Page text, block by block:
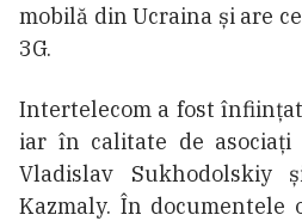
mobilă din Ucraina și are
3G.
Intertelecom a fost
iar în calitate de asociați
Vladislav Sukhodolskiy
Kazmaly. În documentele